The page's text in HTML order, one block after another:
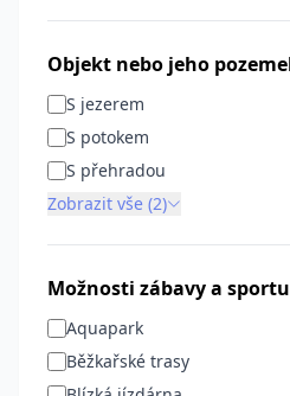
Objekt nebo jeho
S jezerem
S potokem
S přehradou
Zobrazit vše (2)
Možnosti zábavy a
Aquapark
Běžkařské trasy